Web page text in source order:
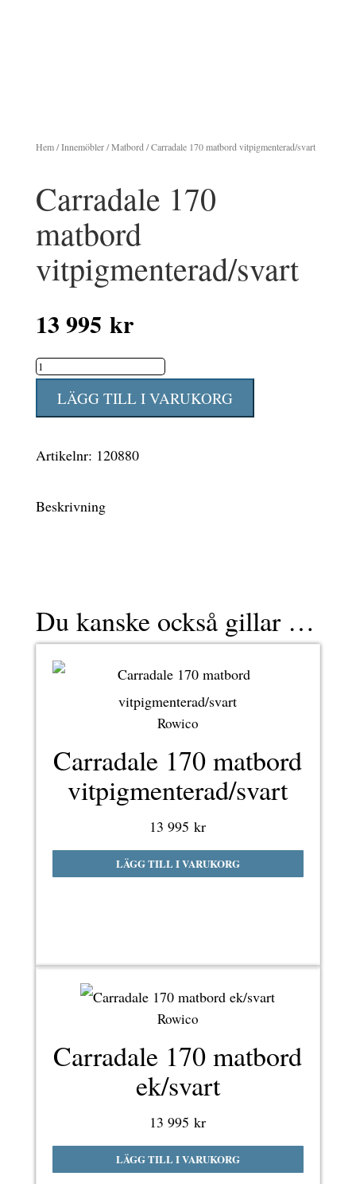
Hem/Innemöbler/Matbord / Carradale 170 matbord vitpigmenterad/svart
Carradale 170
matbord
vitpigmenterad/svart
13 995 kr
Carradale
matbord
LÄGG TILL I VARUKORG
Artikelnr: 120880
Beskrivning
Du kanske också gillar …
Rowico
Carradale 170 matbord
vitpigmenterad/svart
13 995kr
LÄGG TILL I VARUKORG
Rowico
Carradale 170 matbord
ek/svart
13 995kr
LÄGG TILL I VARUKORG